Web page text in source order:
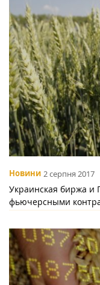
Новини 2 серпня 2017
Украинская биржа и
фьючерсными